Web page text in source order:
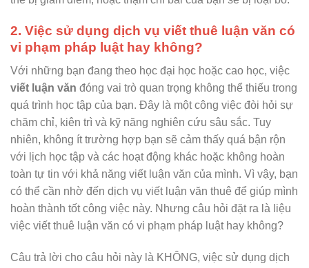
2. Việc sử dụng dịch vụ viết thuê luận văn có
vi phạm pháp luật hay không?
Với những bạn đang theo học đại học hoặc cao học, việc
viết luận văn đóng vai trò quan trọng không thể thiếu trong
quá trình học tập của bạn. Đây là một công việc đòi hỏi sự
chăm chỉ, kiên trì và kỹ năng nghiên cứu sâu sắc. Tuy
nhiên, không ít trường hợp bạn sẽ cảm thấy quá bận rộn
với lịch học tập và các hoạt động khác hoặc không hoàn
toàn tự tin với khả năng viết luận văn của mình. Vì vậy, bạn
có thể cần nhờ đến dịch vụ viết luận văn thuê để giúp mình
hoàn thành tốt công việc này. Nhưng câu hỏi đặt ra là liệu
việc viết thuê luận văn có vi phạm pháp luật hay không?
Câu trả lời cho câu hỏi này là KHÔNG, việc sử dụng dịch